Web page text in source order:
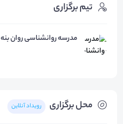
محل برگزاری رویداد آنلاین
تیم برگزاری
مدرسه روانشناسی روان بنه